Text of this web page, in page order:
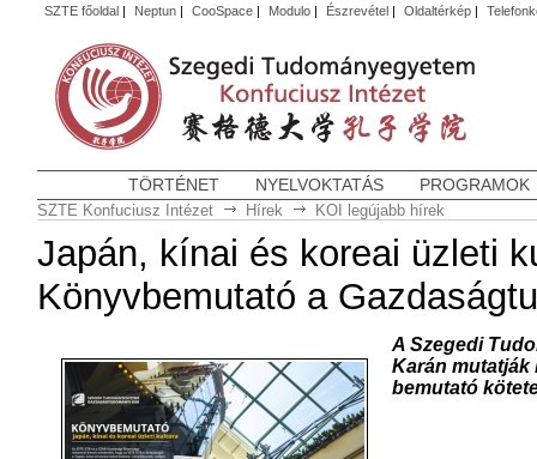
SZTE főoldal| Neptun| CooSpace| Modulo| Észrevétel| Oldaltérkép|
TÖRTÉNET NYELVOKTATÁS PROGRAMOK
SZTE Konfuciusz Intézet Hírek KOI legújabb hírek
Japán, kínai és koreai üzleti
Könyvbemutató a
A Szegedi
Karán mutatják
bemutató